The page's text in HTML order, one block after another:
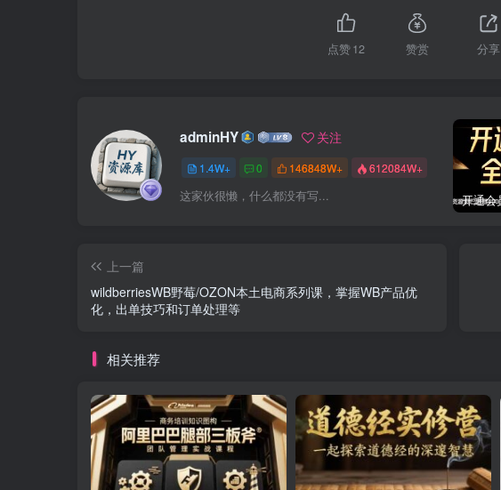
点赞12 赞赏 分享
adminHY 关注
1.4W+ 0 146848W+ 612084W+
这家伙很懒，什么都没有写...
上一篇
wildberriesWB野莓/OZON本土电商系列课，掌握WB产品优
化，出单技巧和订单处理等
相关推荐